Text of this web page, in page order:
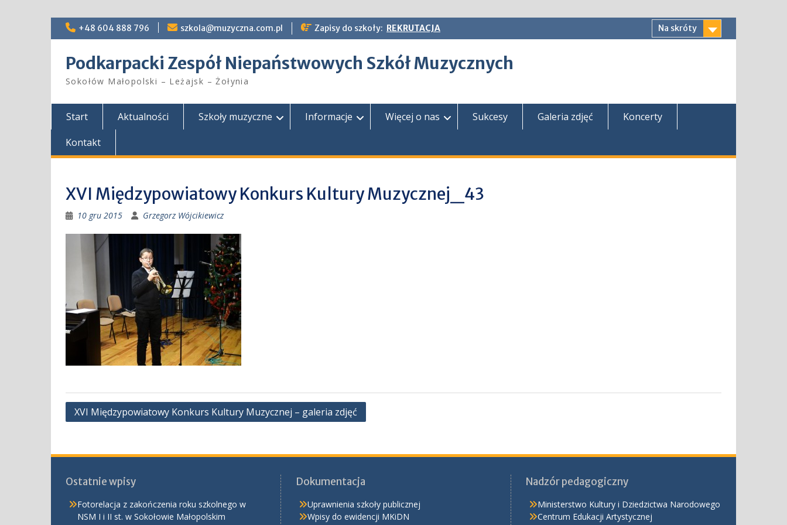
Skip
+48 604 888 796 szkola@muzyczna.com.pl Zapisy do szkoły: REKRUTACJA Na skróty
Podkarpacki Zespół Niepaństwowych Szkół Muzycznych
Sokołów Małopolski – Leżajsk – Żołynia
Start Aktualności Szkoły muzyczne Informacje Więcej o nas Sukcesy Galeria zdjęć
Koncerty
Kontakt
XVI Międzypowiatowy Konkurs Kultury Muzycznej_43
10 gru 2015 Grzegorz Wójcikiewicz
Nawigacja
XVI Międzypowiatowy Konkurs Kultury Muzycznej – galeria zdjęć
Ostatnie wpisy
Fotorelacja z zakończenia roku szkolnego w
NSM I i II st. w Sokołowie Małopolskim
Dokumentacja
Uprawnienia szkoły publicznej
Wpisy do ewidencji MKiDN
Nadzór pedagogiczny
Ministerstwo Kultury i Dziedzictwa Narodowego
Centrum Edukacji Artystycznej